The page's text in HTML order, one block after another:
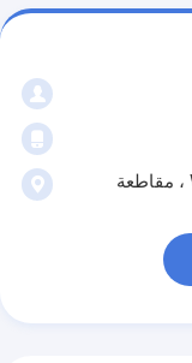
مبنى 30 ، رقم 58 طريق Xiuxi ، مدينة Wuxi ، مقاطعة